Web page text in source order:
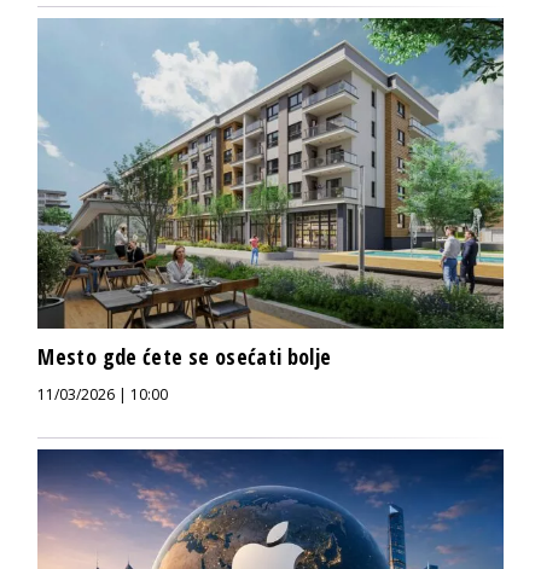
Mesto gde ćete se osećati bolje
11/03/2026 | 10:00